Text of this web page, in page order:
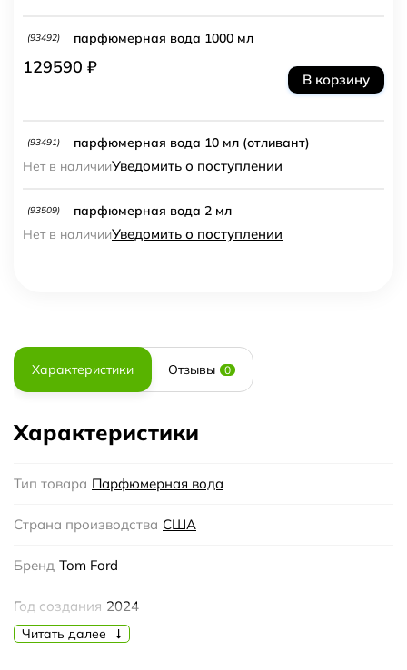
(93492) парфюмерная вода 1000 мл
129590 ₽
В корзину
(93491)
парфюмерная вода 10 мл (отливант)
Нет в наличииУведомить о поступлении
(93509)
парфюмерная вода 2 мл
Нет в наличииУведомить о поступлении
Характеристики Отзывы 0
Характеристики
Тип товара Парфюмерная вода
Страна производства США
Бренд Tom Ford
Год создания 2024
Пол Унисекс
Читать далее